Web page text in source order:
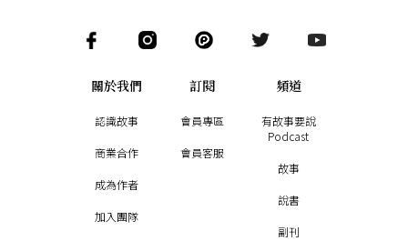
關於我們
認識故事
商業合作
成為作者
加入團隊
訂閱
會員專區
會員客服
頻道
有故事要說
Podcast
故事
說書
副刊